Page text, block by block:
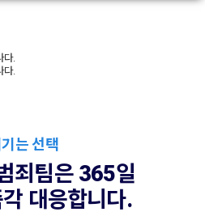
는 선택
죄팀은 365일
대응합니다.